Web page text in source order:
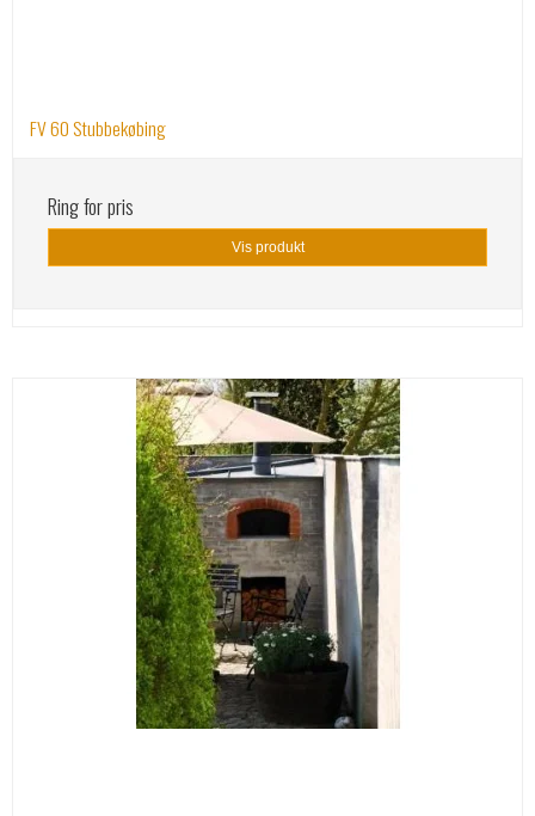
FV 60 Stubbekøbing
Ring for pris
Vis produkt